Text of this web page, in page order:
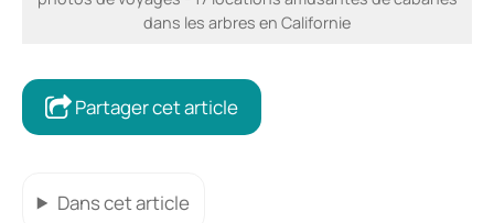
dans les arbres en Californie
Partager cet article
Dans cet article